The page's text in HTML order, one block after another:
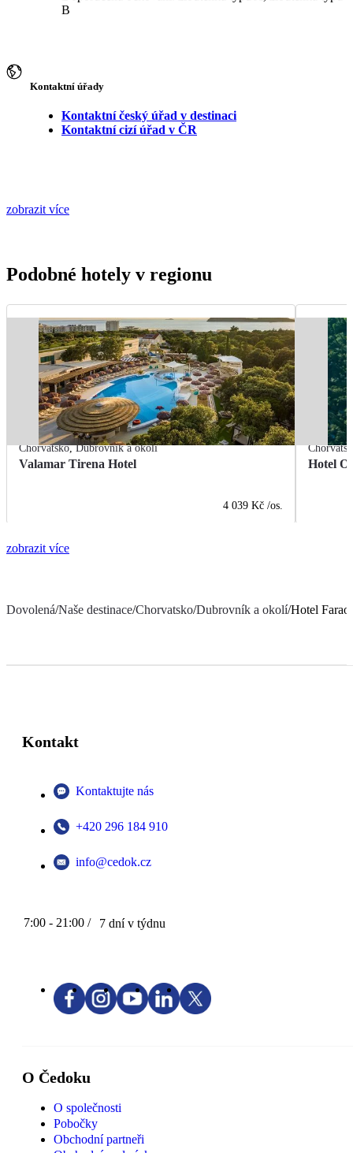
B
Kontaktní úřady
Kontaktní český úřad v destinaci
Kontaktní cizí úřad v ČR
zobrazit více
Podobné hotely v regionu
Chorvatsko,Dubrovník a okolí
Valamar Tirena Hotel
4 039 Kč /os.
Hotel
zobrazit více
Dovolená/Naše destinace/Chorvatsko/Dubrovník a okolí/Hotel
Kontakt
Kontaktujte nás
+420 296 184 910
info@cedok.cz
7:00 - 21:00 / 7 dní v týdnu
O Čedoku
O společnosti
Pobočky
Obchodní partneři